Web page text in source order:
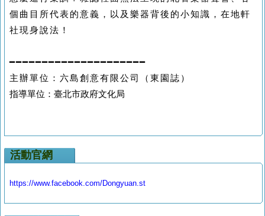
個曲目所代表的意義，以及樂器背後的小知識，在地軒
社現身說法！
━━━━━━━━━━━━━━━━━━━━━
主辦單位：六島創意有限公司（東園誌）
指導單位：臺北市政府文化局
活動官網
https://www.facebook.com/Dongyuan.st